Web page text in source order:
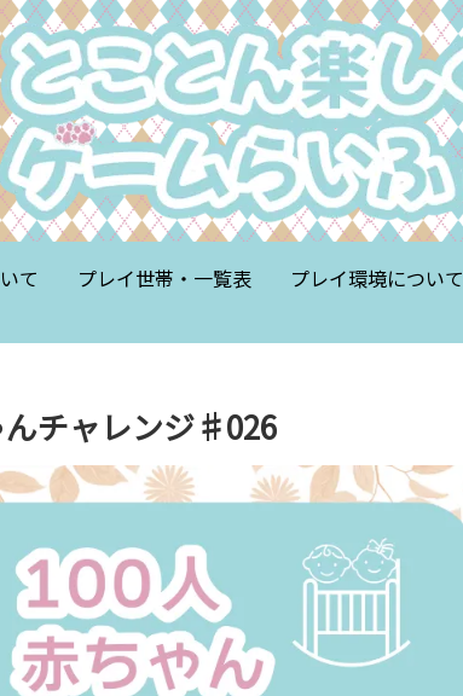
て プレイ世帯・一覧表 プレイ環境について
チャレンジ♯026